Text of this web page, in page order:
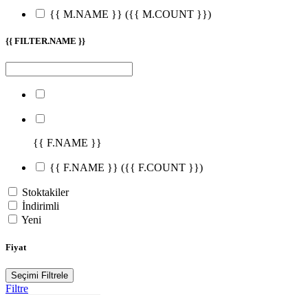
{{ M.NAME }} ({{ M.COUNT }})
{{ FILTER.NAME }}
{{ F.NAME }}
{{ F.NAME }} ({{ F.COUNT }})
Stoktakiler
İndirimli
Yeni
Fiyat
Seçimi Filtrele
Filtre